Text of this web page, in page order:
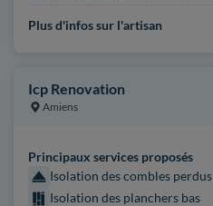
Plus d'infos sur l'artisan
Icp Renovation
Amiens
Principaux services proposés
Isolation des combles perdus
Isolation des planchers bas